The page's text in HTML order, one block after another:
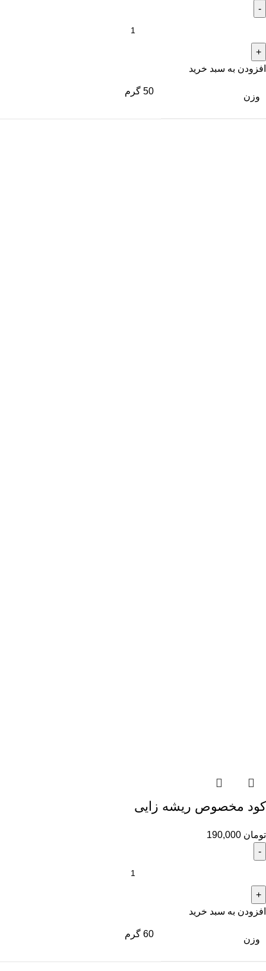
افزودن به سبد خرید
وزن
50 گرم
کود مخصوص ریشه زایی
تومان
افزودن به سبد خرید
وزن
60 گرم